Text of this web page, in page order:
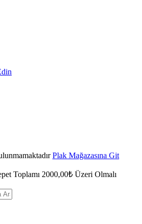
Plak Mağazasına Git
Toplamı 2000,00₺ Üzeri Olmalı